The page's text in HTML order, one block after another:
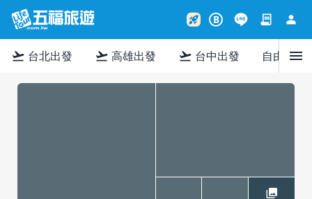
rocket_launch B contract person
flight_takeoff 台北出發 flight_takeoff 高雄出發 flight_takeoff 台中出發 自由行menu